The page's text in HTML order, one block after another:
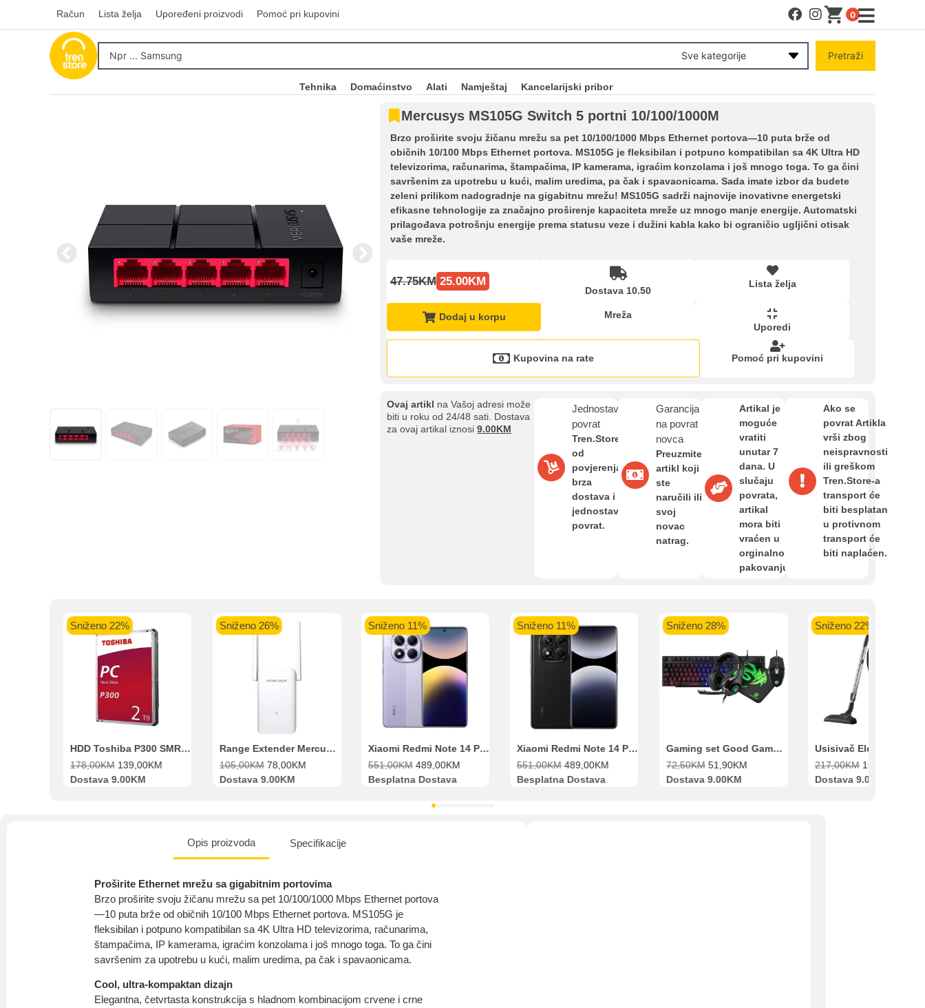
Račun Lista želja Upoređeni proizvodi Pomoć pri kupovini 0
Sve kategorije Pretraži
Tehnika Domaćinstvo Alati Namještaj Kancelarijski pribor
Mercusys MS105G Switch 5 portni 10/100/1000M
Brzo proširite svoju žičanu mrežu sa pet 10/100/1000 Mbps Ethernet portova—10 puta brže od
običnih 10/100 Mbps Ethernet portova. MS105G je fleksibilan i potpuno kompatibilan sa 4K Ultra HD
televizorima, računarima, štampačima, IP kamerama, igraćim konzolama i još mnogo toga. To ga čini
savršenim za upotrebu u kući, malim uredima, pa čak i spavaonicama. Sada imate izbor da budete
zeleni prilikom nadogradnje na gigabitnu mrežu! MS105G sadrži najnovije inovativne energetski
efikasne tehnologije za značajno proširenje kapaciteta mreže uz mnogo manje energije. Automatski
prilagođava potrošnju energije prema statusu veze i dužini kabla kako bi ograničio ugljični otisak
vaše mreže.
47.75KM 25.00KM
Dostava 10.50
Lista želja
Dodaj u korpu
Mreža
Uporedi
Kupovina na rate Pomoć pri kupovini
Ovaj artikl na Vašoj adresi može
biti u roku od 24/48 sati. Dostava
za ovaj artikal iznosi 9.00KM
Jednostavan
povrat
Tren.Store
od
povjerenja,
brza
dostava i
jednostavan
povrat.
Garancija
na povrat
novca
Preuzmite
artikl koji
ste
naručili ili
svoj
novac
natrag.
Artikal je
moguće
vratiti
unutar 7
dana. U
slučaju
povrata,
artikal
mora biti
vraćen u
orginalnom
pakovanju.
Ako se
povrat Artikla
vrši zbog
neispravnosti
ili greškom
Tren.Store-a
transport će
biti besplatan
u protivnom
transport će
biti naplaćen.
Sniženo 22%
HDD Toshiba P300 SMR 3.5″ 2TB SATA III
178,00KM 139,00KM
Dostava 9.00KM
Sniženo 26%
Range Extender Mercusys AX3000 ME80X Wi-Fi 6
105,00KM 78,00KM
Dostava 9.00KM
Sniženo 11%
Xiaomi Redmi Note 14 Pro 8GB 256GB Ljubičasti
551,00KM 489,00KM
Besplatna Dostava
Sniženo 11%
Xiaomi Redmi Note 14 Pro 8GB 256GB Crni
551,00KM 489,00KM
Besplatna Dostava
Sniženo 28%
Gaming set Good Game Tastatura, Miš, Slušalice i podloga za miš
72,50KM 51,90KM
Dostava 9.00KM
Sniženo 22%
217,00KM 169,00
Dostava 9.00KM
Opis proizvoda Specifikacije
Proširite Ethernet mrežu sa gigabitnim portovima
Brzo proširite svoju žičanu mrežu sa pet 10/100/1000 Mbps Ethernet portova
—10 puta brže od običnih 10/100 Mbps Ethernet portova. MS105G je
fleksibilan i potpuno kompatibilan sa 4K Ultra HD televizorima, računarima,
štampačima, IP kamerama, igraćim konzolama i još mnogo toga. To ga čini
savršenim za upotrebu u kući, malim uredima, pa čak i spavaonicama.
Cool, ultra-kompaktan dizajn
Elegantna, četvrtasta konstrukcija s hladnom kombinacijom crvene i crne
Račun
Kupovina na rate
Lista želja
Upoređeni proizvodi
Zahtjev za reklamaciju
Informacije o dostavi
O nama
Privatnost kupca
Uvjeti i odredbe
Kupovina na rate
Kupovinu na rate možete obaviti ukoliko posjedujete jednu od slikovito prikazanih kartica ispod.
Sparkasse banka
MasterCard
Raiffeisen banka VISA
Magic Card do 36 rata
Pomoć pri kupovini
Bit će uračunati bankarski troškovi u iznosi od 3.5%